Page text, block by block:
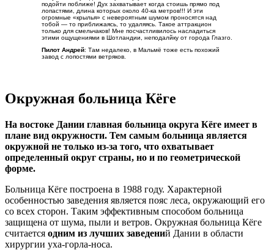
подойти поближе! Дух захватывает когда стоишь прямо под
лопастями, длина которых около 40-ка метров!!! И эти
огромные «крылья» с невероятным шумом проносятся над
тобой — то приближаясь, то удаляясь. Такое аттракцион
только для смельчаков! Мне посчастливилось насладиться
этими ощущениями в Шотландии, неподалйку от города Глазго.
Пилот Андрей: Там недалеко, в Мальмё тоже есть похожий
завод с лопостями ветряков.
Окружная больница Кёге
На востоке Дании главная больница округа Кёге имеет в
плане вид окружности. Тем самым больница является
окружной не только из-за того, что охватывает
определенный округ страны, но и по геометрической
форме.
Больница Кёге построена в 1988 году. Характерной
особенностью заведения является пояс леса, окружающий его
со всех сторон. Таким эффективным способом больница
защищена от шума, пыли и ветров. Окружная больница Кёге
считается одним из лучших заведений Дании в области
хирургии уха-горла-носа.